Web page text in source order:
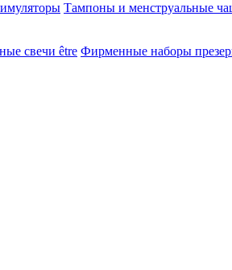
Тампоны и менструальные
свечи être Фирменные наборы